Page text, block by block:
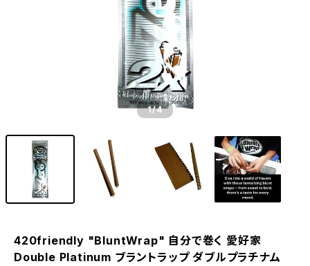
1/4
420friendly "BluntWrap" 自分で巻く 愛好家
Double Platinum ブラントラップ ダブルプラチナム